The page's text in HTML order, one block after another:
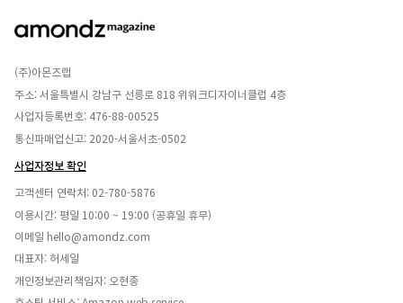
(주)아몬즈랩
주소: 서울특별시 강남구 선릉로 818 위워크디자이너클럽 4층
사업자등록번호: 476-88-00525
통신파매업신고: 2020-서울서초-0502
사업자정보 확인
고객센터 연락처: 02-780-5876
이용시간: 평일 10:00 ~ 19:00 (공휴일 휴무)
이메일 hello@amondz.com
대표자: 허세일
개인정보관리책임자: 오현종